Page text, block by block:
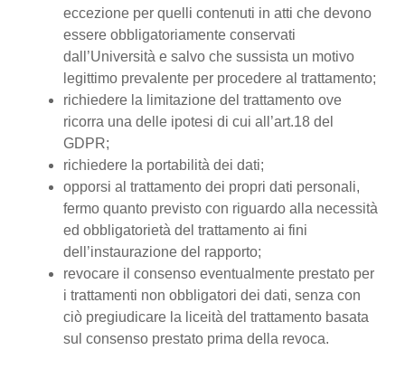
eccezione per quelli contenuti in atti che devono
essere obbligatoriamente conservati
dall’Università e salvo che sussista un motivo
legittimo prevalente per procedere al trattamento;
richiedere la limitazione del trattamento ove
ricorra una delle ipotesi di cui all’art.18 del
GDPR;
richiedere la portabilità dei dati;
opporsi al trattamento dei propri dati personali,
fermo quanto previsto con riguardo alla necessità
ed obbligatorietà del trattamento ai fini
dell’instaurazione del rapporto;
revocare il consenso eventualmente prestato per
i trattamenti non obbligatori dei dati, senza con
ciò pregiudicare la liceità del trattamento basata
sul consenso prestato prima della revoca.